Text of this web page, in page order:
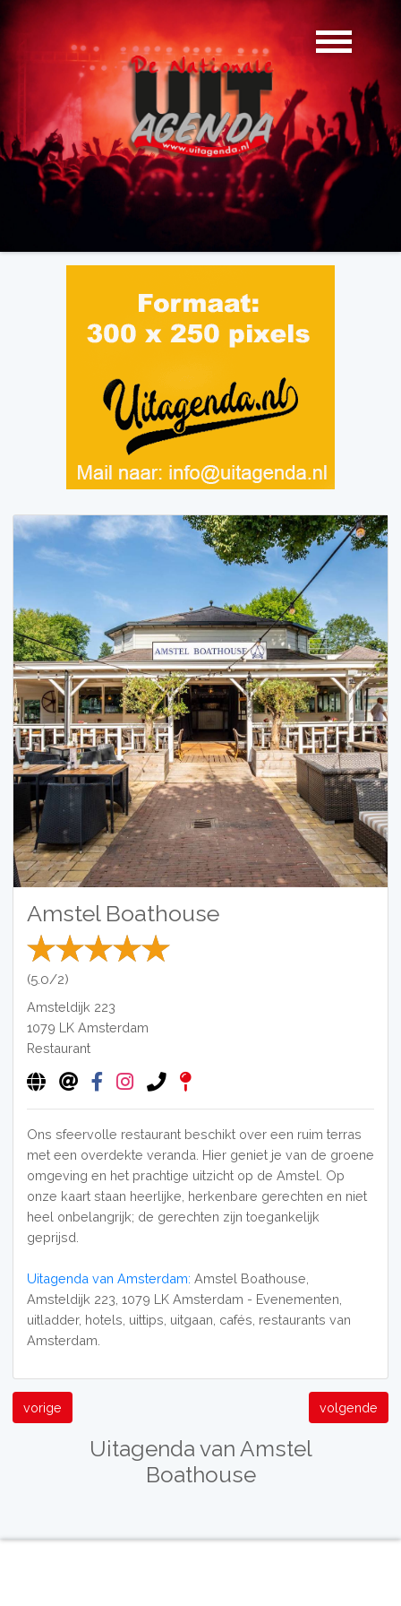
Amstel Boathouse
(5.0/2)
Amsteldijk 223
1079 LK Amsterdam
Restaurant
Ons sfeervolle restaurant beschikt over een ruim terras
met een overdekte veranda. Hier geniet je van de groene
omgeving en het prachtige uitzicht op de Amstel. Op
onze kaart staan heerlijke, herkenbare gerechten en niet
heel onbelangrijk; de gerechten zijn toegankelijk
geprijsd.
Uitagenda van Amsterdam: Amstel Boathouse,
Amsteldijk 223, 1079 LK Amsterdam - Evenementen,
uitladder, hotels, uittips, uitgaan, cafés, restaurants van
Amsterdam.
vorige volgende
Uitagenda van Amstel
Boathouse